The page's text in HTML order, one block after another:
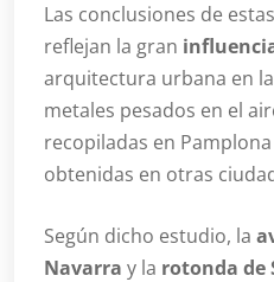
Las conclusiones de
reflejan la gran
arquitectura urbana en
metales pesados en el
recopiladas en
obtenidas en otras
Según dicho estudio, la
Navarra y la rotonda de